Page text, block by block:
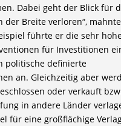
Dabei geht der Blick für
der Breite verloren“, mahnte
führte er die sehr
für Investitionen
politische definierte
an. Gleichzeitig aber
oder verkauft
in andere Länder
für eine großflächige